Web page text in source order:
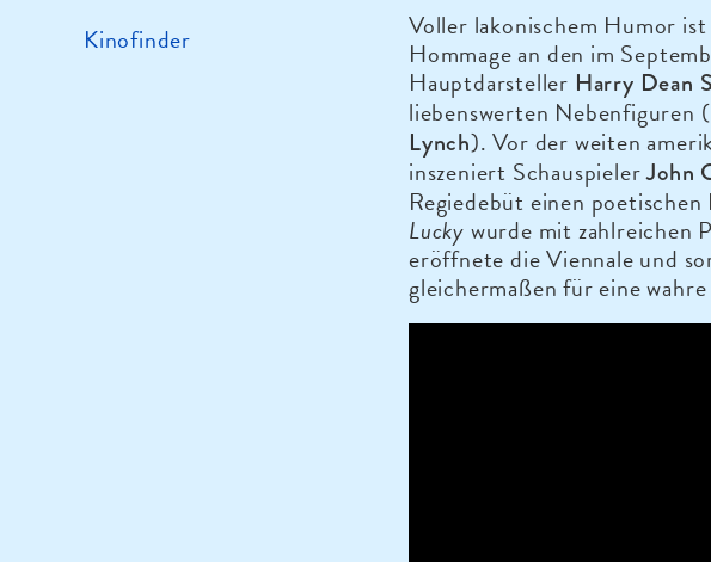
Kinofinder
Voller lakonischem Humor ist
Hommage an den im
Hauptdarsteller Harry Dean
liebenswerten Nebenfiguren
Lynch). Vor der weiten
inszeniert SchauspielerJohn
Regiedebüt einen
Lucky wurde mit zahlreichen
eröffnete die Viennale und
gleichermaßen für eine